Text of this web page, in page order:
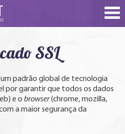
SSL
padrão global de tecnologia
por garantir que todos os dados
e o browser(chrome, mozilla,
a maior segurança da